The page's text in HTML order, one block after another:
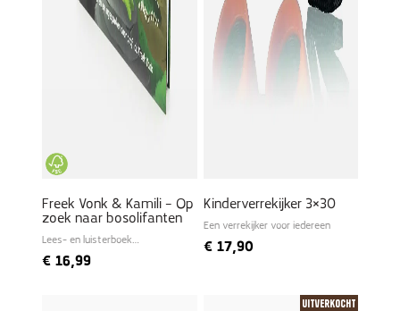
Freek Vonk & Kamili – Op
zoek naar bosolifanten
Lees- en luisterboek
€ 16,99
Kinderverrekijker 3×30
Een verrekijker voor iedereen
€17,90
Uitverkocht